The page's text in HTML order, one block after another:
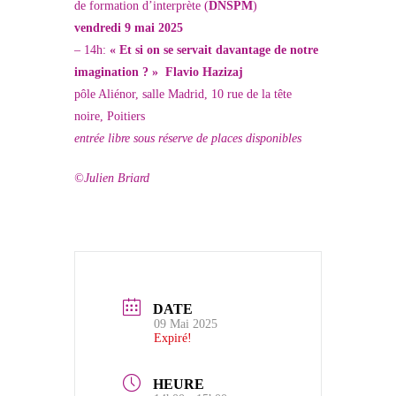
de formation d’interprète (DNSPM)
vendredi 9 mai 2025
– 14h: « Et si on se servait davantage de notre
imagination ? » Flavio Hazizaj
pôle Aliénor, salle Madrid, 10 rue de la tête
noire, Poitiers
entrée libre sous réserve de places disponibles
©Julien Briard
DATE
09 Mai 2025
Expiré!
HEURE